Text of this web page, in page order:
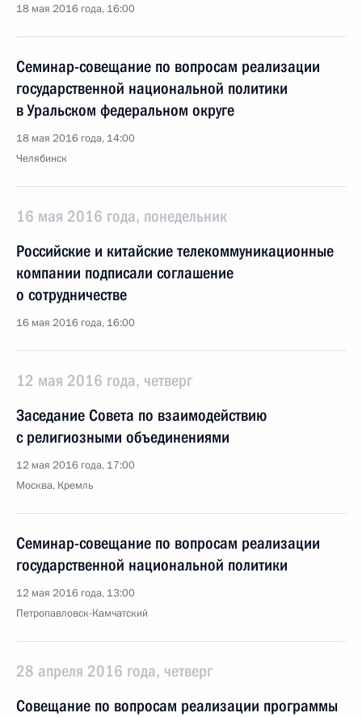
18 мая 2016 года, 16:00
Семинар-совещание по вопросам реализации
государственной национальной политики
в Уральском федеральном округе
18 мая 2016 года, 14:00
Челябинск
16 мая 2016 года, понедельник
Российские и китайские телекоммуникационные
компании подписали соглашение
о сотрудничестве
16 мая 2016 года, 16:00
12 мая 2016 года, четверг
Заседание Совета по взаимодействию
с религиозными объединениями
12 мая 2016 года, 17:00
Москва, Кремль
Семинар-совещание по вопросам реализации
государственной национальной политики
12 мая 2016 года, 13:00
Петропавловск-Камчатский
28 апреля 2016 года, четверг
Совещание по вопросам реализации программы